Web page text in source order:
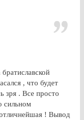
, что будет
зря . Все просто
сильном
! Вывод